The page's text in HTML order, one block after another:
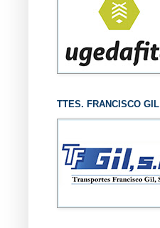
TTES. FRANCISCO GIL